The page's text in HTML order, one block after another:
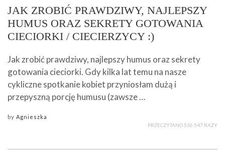
JAK ZROBIĆ PRAWDZIWY, NAJLEPSZY
HUMUS ORAZ SEKRETY GOTOWANIA
CIECIORKI / CIECIERZYCY :)
Jak zrobić prawdziwy, najlepszy humus oraz sekrety
gotowania cieciorki. Gdy kilka lat temu na nasze
cykliczne spotkanie kobiet przyniosłam dużą i
przepyszną porcję humusu (zawsze …
by Agnieszka
PRZECZYTANO 536 547 RAZY